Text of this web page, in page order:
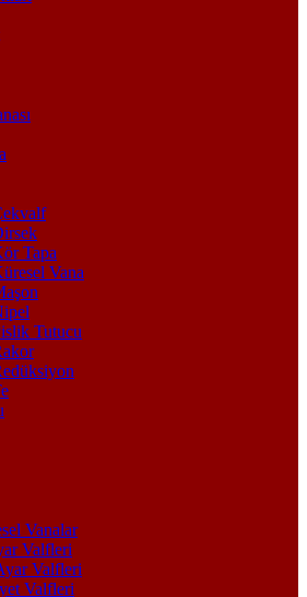
Tapa
Vana
Tutucu
Vanalar
Valfleri
Valfleri
Valfleri